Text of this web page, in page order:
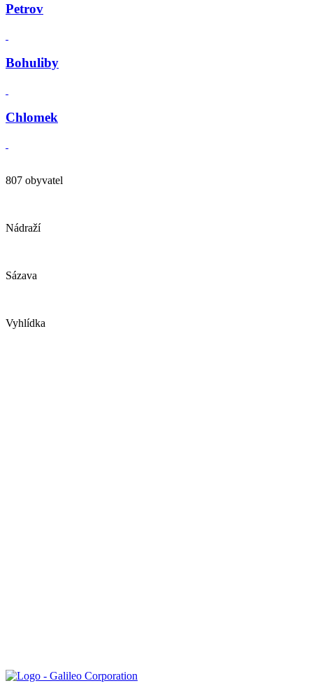
Petrov
Bohuliby
Chlomek
807 obyvatel
Nádraží
Sázava
Vyhlídka